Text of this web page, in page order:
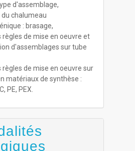
d'assemblage,
chalumeau
: brasage,
règles de mise en oeuvre et
d'assemblages sur tube
règles de mise en oeuvre sur
matériaux de synthèse :
PE, PEX.